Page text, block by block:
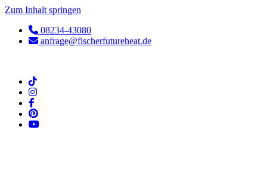
Zum Inhalt springen
08234-43080
anfrage@fischerfutureheat.de